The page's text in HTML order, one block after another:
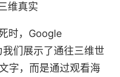
维真实
时，Google
们展示了通往三维世
字，而是通过观看海